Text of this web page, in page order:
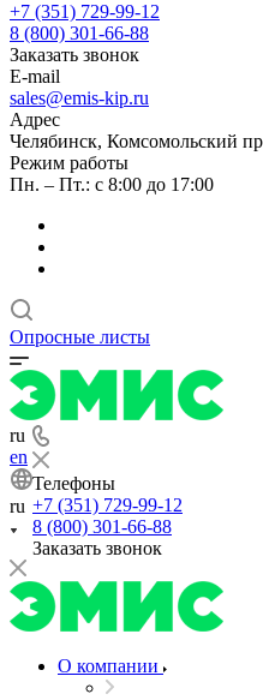
+7 (351) 729-99-12
8 (800) 301-66-88
Заказать звонок
E-mail
sales@emis-kip.ru
Адрес
Челябинск, Комсомольский
Режим работы
Пн. – Пт.: с 8:00 до 17:00
Опросные листы
ru
en
ru
Телефоны
+7 (351) 729-99-12
8 (800) 301-66-88
Заказать звонок
О компании